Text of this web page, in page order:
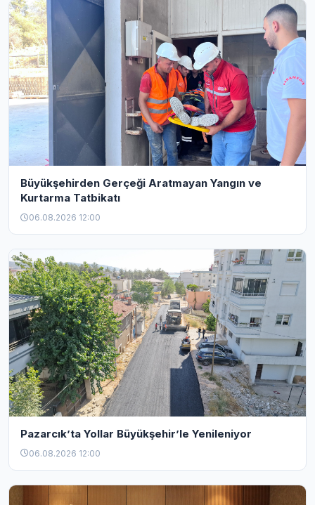
Büyükşehirden Gerçeği Aratmayan Yangın ve
Kurtarma Tatbikatı
06.08.2026 12:00
Pazarcık’ta Yollar Büyükşehir’le Yenileniyor
06.08.2026 12:00